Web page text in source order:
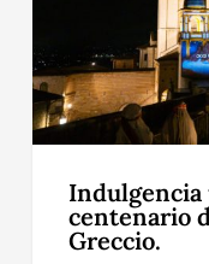
de
Greccio.
Indulgencia
centenario
Greccio.